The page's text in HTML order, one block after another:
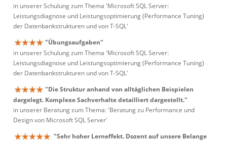
in unserer Schulung zum Thema 'Microsoft SQL Server:
Leistungsdiagnose und Leistungsoptimierung (Performance Tuning)
der Datenbankstrukturen und von T-SQL'
"Übungsaufgaben"
in unserer Schulung zum Thema 'Microsoft SQL Server:
Leistungsdiagnose und Leistungsoptimierung (Performance Tuning)
der Datenbankstrukturen und von T-SQL'
"Die Struktur anhand von alltäglichen Beispielen
dargelegt. Komplexe Sachverhalte detailliert dargestellt."
in unserer Beratung zum Thema: 'Beratung zu Performance und
Design von Microsoft SQL Server'
"Sehr hoher Lerneffekt. Dozent auf unsere Belange